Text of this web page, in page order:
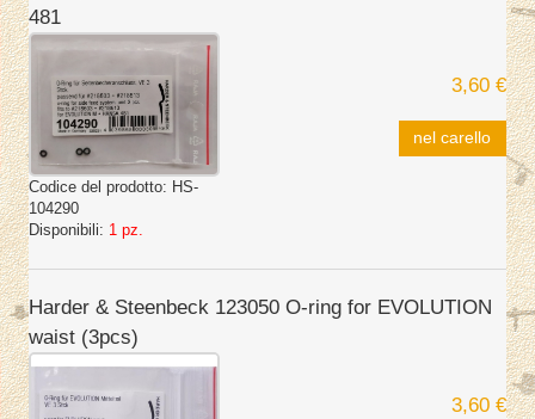
481
Codice del prodotto: HS-
104290
Disponibili: 1 pz.
3,60 €
nel carello
Harder & Steenbeck 123050 O-ring for EVOLUTION
waist (3pcs)
3,60 €